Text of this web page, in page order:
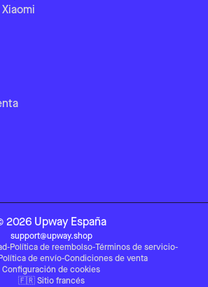
2026 Upway España
support@upway.shop
-Política de reembolso-Términos de servicio-
Política de envío-Condiciones de venta
Configuración de cookies
🇫🇷 Sitio francés